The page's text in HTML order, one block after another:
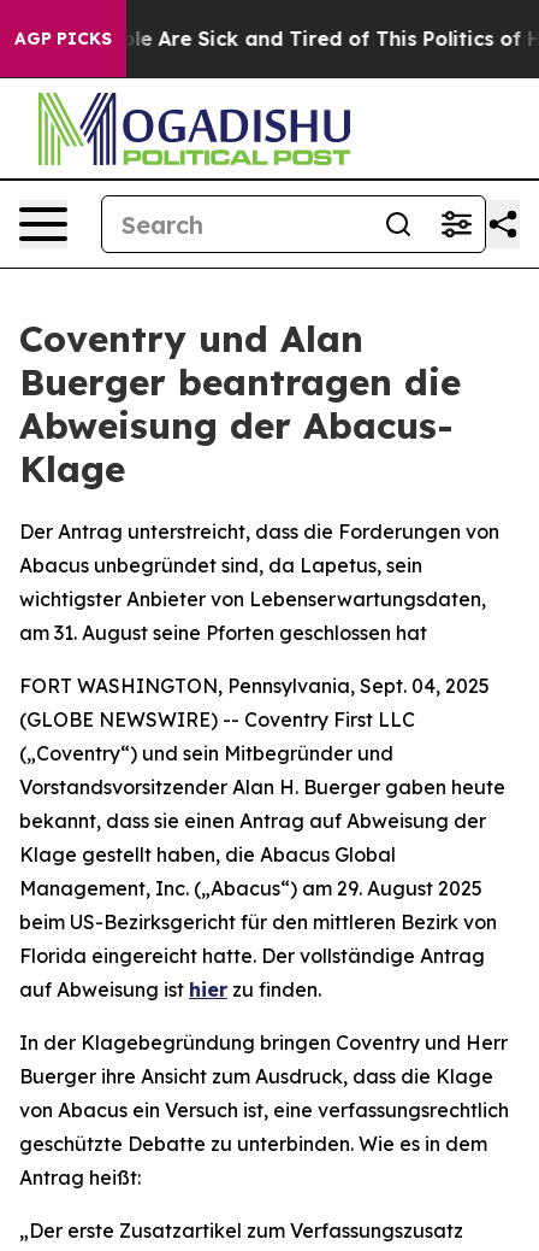
AGP PICKS
“People Are Sick and Tired of This Politics of
Coventry und Alan
Buerger beantragen die
Abweisung der Abacus-
Klage
Der Antrag unterstreicht, dass die Forderungen von
Abacus unbegründet sind, da Lapetus, sein
wichtigster Anbieter von Lebenserwartungsdaten,
am 31. August seine Pforten geschlossen hat
FORT WASHINGTON, Pennsylvania, Sept. 04, 2025
(GLOBE NEWSWIRE) -- Coventry First LLC
(„Coventry“) und sein Mitbegründer und
Vorstandsvorsitzender Alan H. Buerger gaben heute
bekannt, dass sie einen Antrag auf Abweisung der
Klage gestellt haben, die Abacus Global
Management, Inc. („Abacus“) am 29. August 2025
beim US-Bezirksgericht für den mittleren Bezirk von
Florida eingereicht hatte. Der vollständige Antrag
auf Abweisung ist hier zu finden.
In der Klagebegründung bringen Coventry und Herr
Buerger ihre Ansicht zum Ausdruck, dass die Klage
von Abacus ein Versuch ist, eine verfassungsrechtlich
geschützte Debatte zu unterbinden. Wie es in dem
Antrag heißt:
„Der erste Zusatzartikel zum Verfassungszusatz